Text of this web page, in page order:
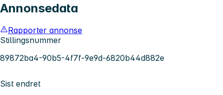
Annonsedata
Rapporter annonse
Stillingsnummer
89872ba4-90b5-4f7f-9e9d-6820b44d882e
Sist endret